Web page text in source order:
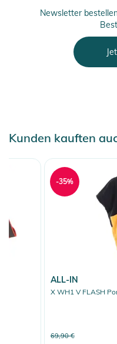
Newsletter
Kunden kauften
ALL-IN
X WH1 V FLASH
69,90 €
-35%